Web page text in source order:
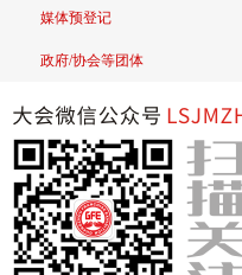
媒体预登记
政府/协会等团体